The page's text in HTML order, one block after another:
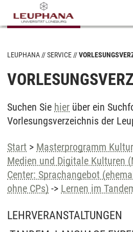
LEUPHANA SERVICE
Suchen Sie hier über ein
Vorlesungsverzeichnis der
Start > Masterprogramm
Medien und Digitale Kulturen
Center: Sprachangebot
ohne CPs) -> Lernen im
LEHRVERANSTALTUNGEN